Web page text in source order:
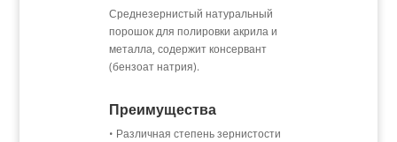
Среднезернистый натуральный
порошок для полировки акрила и
металла, содержит консервант
(бензоат натрия).
Преимущества
• Различная степень зернистости